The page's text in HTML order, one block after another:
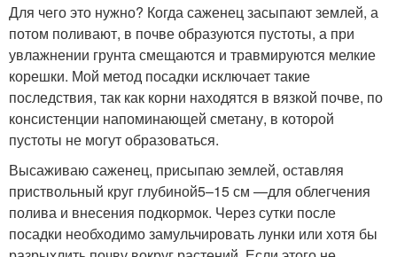
Для чего это нужно? Когда саженец засыпают землей, а
потом поливают, в почве образуются пустоты, а при
увлажнении грунта смещаются и травмируются мелкие
корешки. Мой метод посадки исключает такие
последствия, так как корни находятся в вязкой почве, по
консистенции напоминающей сметану, в которой
пустоты не могут образоваться.
Высаживаю саженец, присыпаю землей, оставляя
приствольный круг глубиной5–15 см —для облегчения
полива и внесения подкормок. Через сутки после
посадки необходимо замульчировать лунки или хотя бы